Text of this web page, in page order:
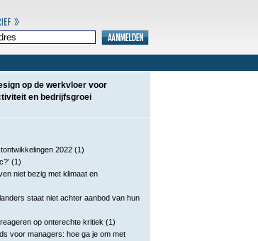
op de werkvloer voor
en bedrijfsgroei
2022 (1)
(1)
niet bezig met klimaat en
staat niet achter aanbod van hun
op onterechte kritiek (1)
voor managers: hoe ga je om met